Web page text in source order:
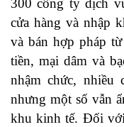
300 công ty dịch
cửa hàng và nhập
và bán hợp pháp
tiền, mại dâm và
nhậm chức,
nhưng một số vẫn
khu kinh tế. Đối